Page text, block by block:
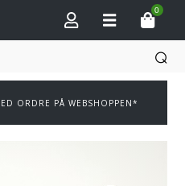
0
ORDRE PÅ WEBSHOPPEN*